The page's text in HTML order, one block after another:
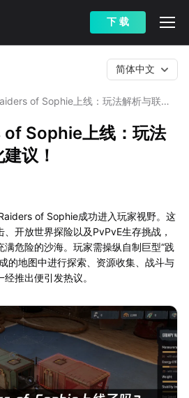
下 载
of Sophie上线：玩法解析与联机
简体中文
Sophie上线：玩法
议！
of Sophie成功进入玩家视野。这
开放世界探险以及PvPvE生存挑战，
危险的沙海。玩家需操纵自制巨型“践
的地图中进行探索、资源收集、战斗与
推出便引发热议。